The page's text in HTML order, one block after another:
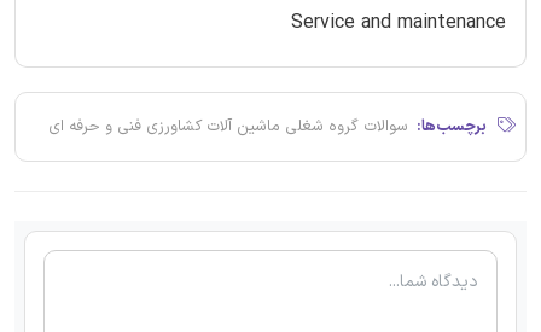
Service and maintenance
برچسب‌ها: سوالات گروه شغلی ماشین آلات کشاورزی فنی و حرفه ای